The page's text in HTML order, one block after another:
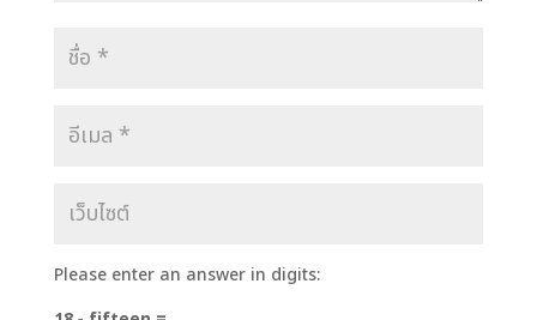
Please enter an answer in digits: